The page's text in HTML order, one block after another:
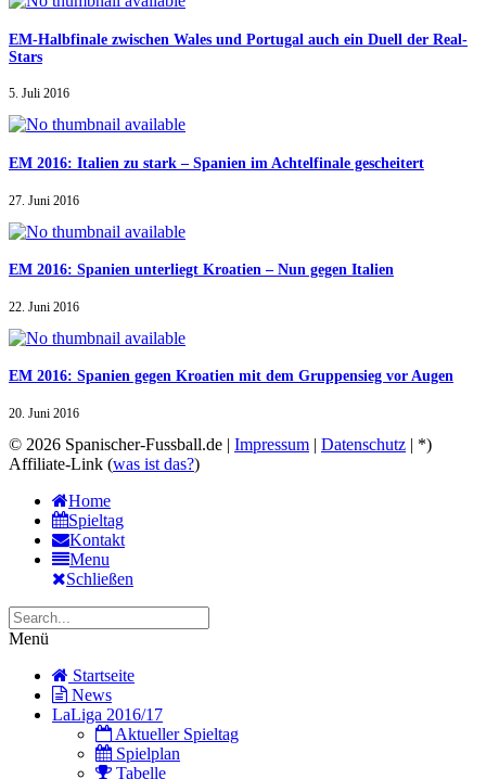
EM-Halbfinale zwischen Wales und Portugal auch ein Duell der Real-
Stars
5. Juli 2016
EM 2016: Italien zu stark – Spanien im Achtelfinale gescheitert
27. Juni 2016
EM 2016: Spanien unterliegt Kroatien – Nun gegen Italien
22. Juni 2016
EM 2016: Spanien gegen Kroatien mit dem Gruppensieg vor Augen
20. Juni 2016
© 2026 Spanischer-Fussball.de | Impressum | Datenschutz | *)
Affiliate-Link (was ist das?)
Home
Spieltag
Kontakt
Menu
Schließen
Menü
Startseite
News
LaLiga 2016/17
Aktueller Spieltag
Spielplan
Tabelle